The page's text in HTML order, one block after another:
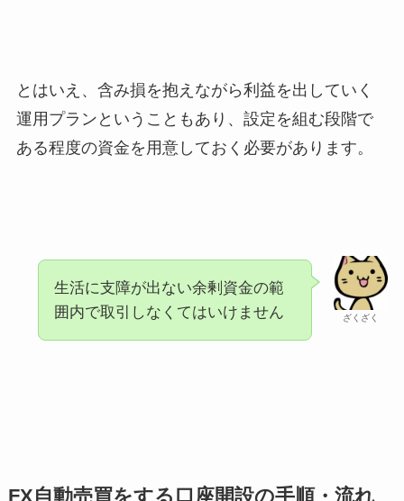
とはいえ、含み損を抱えながら利益を出していく
運用プランということもあり、設定を組む段階で
ある程度の資金を用意しておく必要があります。
ざくざく
生活に支障が出ない余剰資金の範
囲内で取引しなくてはいけません
FX自動売買をする口座開設の手順・流れ